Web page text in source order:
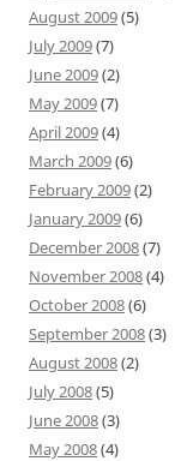
August 2009(5)
July 2009(7)
June 2009(2)
May 2009(7)
April 2009(4)
March 2009(6)
February 2009(2)
January 2009(6)
December 2008(7)
November 2008(4)
October 2008(6)
September 2008(3)
August 2008(2)
July 2008(5)
June 2008(3)
May 2008(4)